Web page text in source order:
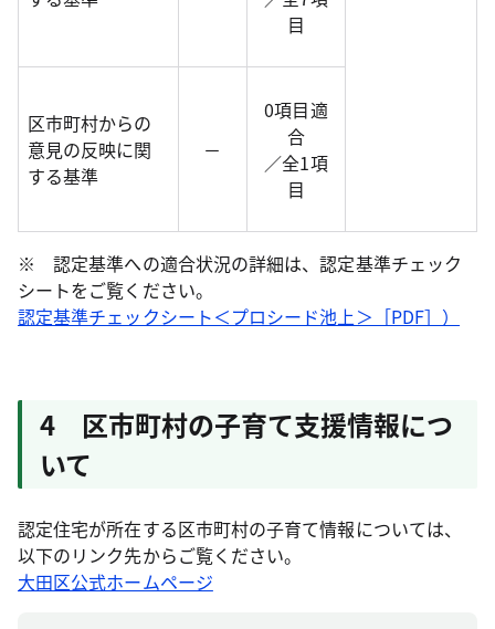
目
区市町村からの
意見の反映に関
する基準
－
0項目適
合
／全1項
目
※ 認定基準への適合状況の詳細は、認定基準チェック
シートをご覧ください。
認定基準チェックシート＜プロシード池上＞［PDF］）
4 区市町村の子育て支援情報につ
いて
認定住宅が所在する区市町村の子育て情報については、
以下のリンク先からご覧ください。
大田区公式ホームページ